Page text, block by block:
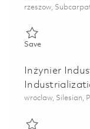
Location
rzeszow,
SaveSave Starsza
Inżynier
Location
wroclaw, Silesian,